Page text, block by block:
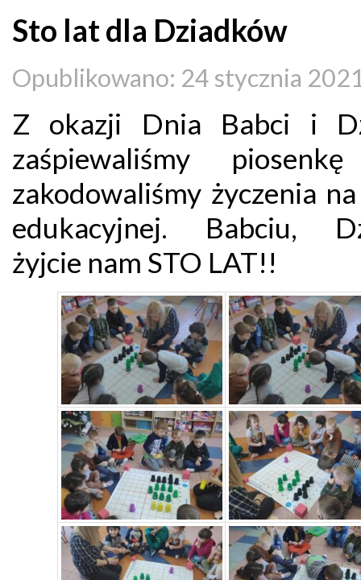
Sto lat dla Dziadków
Opublikowano: 24 stycznia
Z okazji Dnia Babci i
zaśpiewaliśmy
zakodowaliśmy życzenia
edukacyjnej. Babciu,
żyjcie nam STO LAT!!